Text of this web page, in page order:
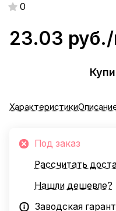
0
23.03 руб./
Характеристики
Под заказ
Рассчитать
Нашли дешевле?
Заводская